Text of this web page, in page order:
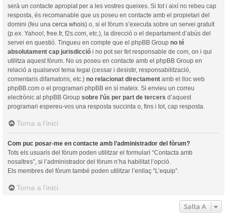
serà un contacte apropiat per a les vostres queixes. Si tot i així no rebeu cap
resposta, és recomanable que us poseu en contacte amb el propietari del
domini (feu una cerca whois) o, si el fòrum s’executa sobre un servei gratuït
(p.ex. Yahoo!, free.fr, f2s.com, etc.), la direcció o el departament d’abús del
servei en questió. Tingueu en compte que el phpBB Group no té
absolutament cap jurisdicció i no pot ser fet responsable de com, on i qui
utilitza aquest fòrum. No us poseu en contacte amb el phpBB Group en
relació a qualsevol tema legal (cessar i desistir, responsabilització,
comentaris difamatoris, etc.) no relacionat directament amb el lloc web
phpBB.com o el programari phpBB en sí mateix. Si envieu un correu
electrònic al phpBB Group sobre l’ús per part de tercers d’aquest
programari espereu-vos una resposta succinta o, fins i tot, cap resposta.
Torna a l’inici
Com puc posar-me en contacte amb l’administrador del fòrum?
Tots els usuaris del fòrum poden utilitzar el formulari “Contacta amb
nosaltres”, si l’administrador del fòrum n’ha habilitat l’opció.
Els membres del fòrum també poden utilitzar l’enllaç “L’equip”.
Torna a l’inici
Salta A